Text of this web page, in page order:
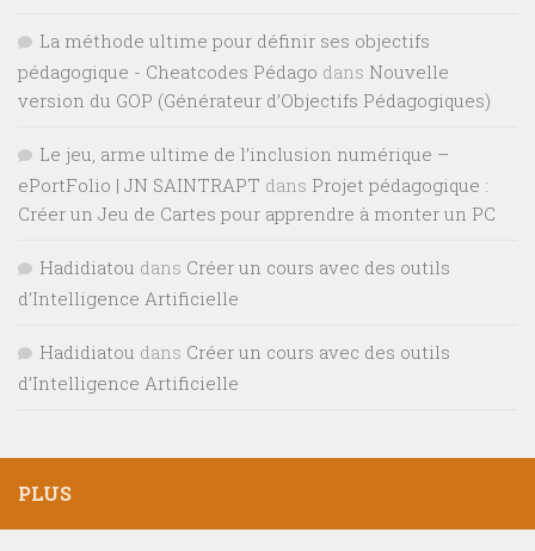
La méthode ultime pour définir ses objectifs
pédagogique - Cheatcodes Pédago dans Nouvelle
version du GOP (Générateur d’Objectifs Pédagogiques)
Le jeu, arme ultime de l’inclusion numérique –
ePortFolio | JN SAINTRAPT dans Projet pédagogique :
Créer un Jeu de Cartes pour apprendre à monter un PC
Hadidiatou dans Créer un cours avec des outils
d’Intelligence Artificielle
Hadidiatou dans Créer un cours avec des outils
d’Intelligence Artificielle
PLUS